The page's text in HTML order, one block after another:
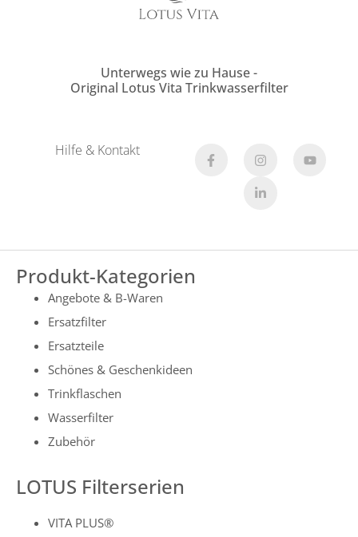
Unterwegs wie zu Hause -
Original Lotus Vita Trinkwasserfilter
Hilfe & Kontakt
Produkt-Kategorien
Angebote & B-Waren
Ersatzfilter
Ersatzteile
Schönes & Geschenkideen
Trinkflaschen
Wasserfilter
Zubehör
LOTUS Filterserien
VITA PLUS®